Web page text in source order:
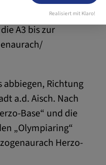
in Richtung
A3 bis zur
abbiegen, Richtung
a.d. Aisch. Nach
Base“ und die
„Olympiaring“
Herzo-
Realisiert mit Klaro!